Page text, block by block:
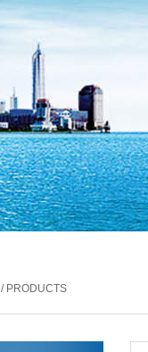
/ PRODUCTS